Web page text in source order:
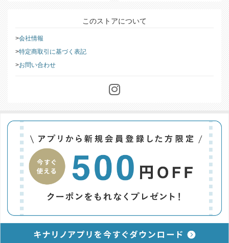
このストアについて
会社情報
特定商取引に基づく表記
お問い合わせ